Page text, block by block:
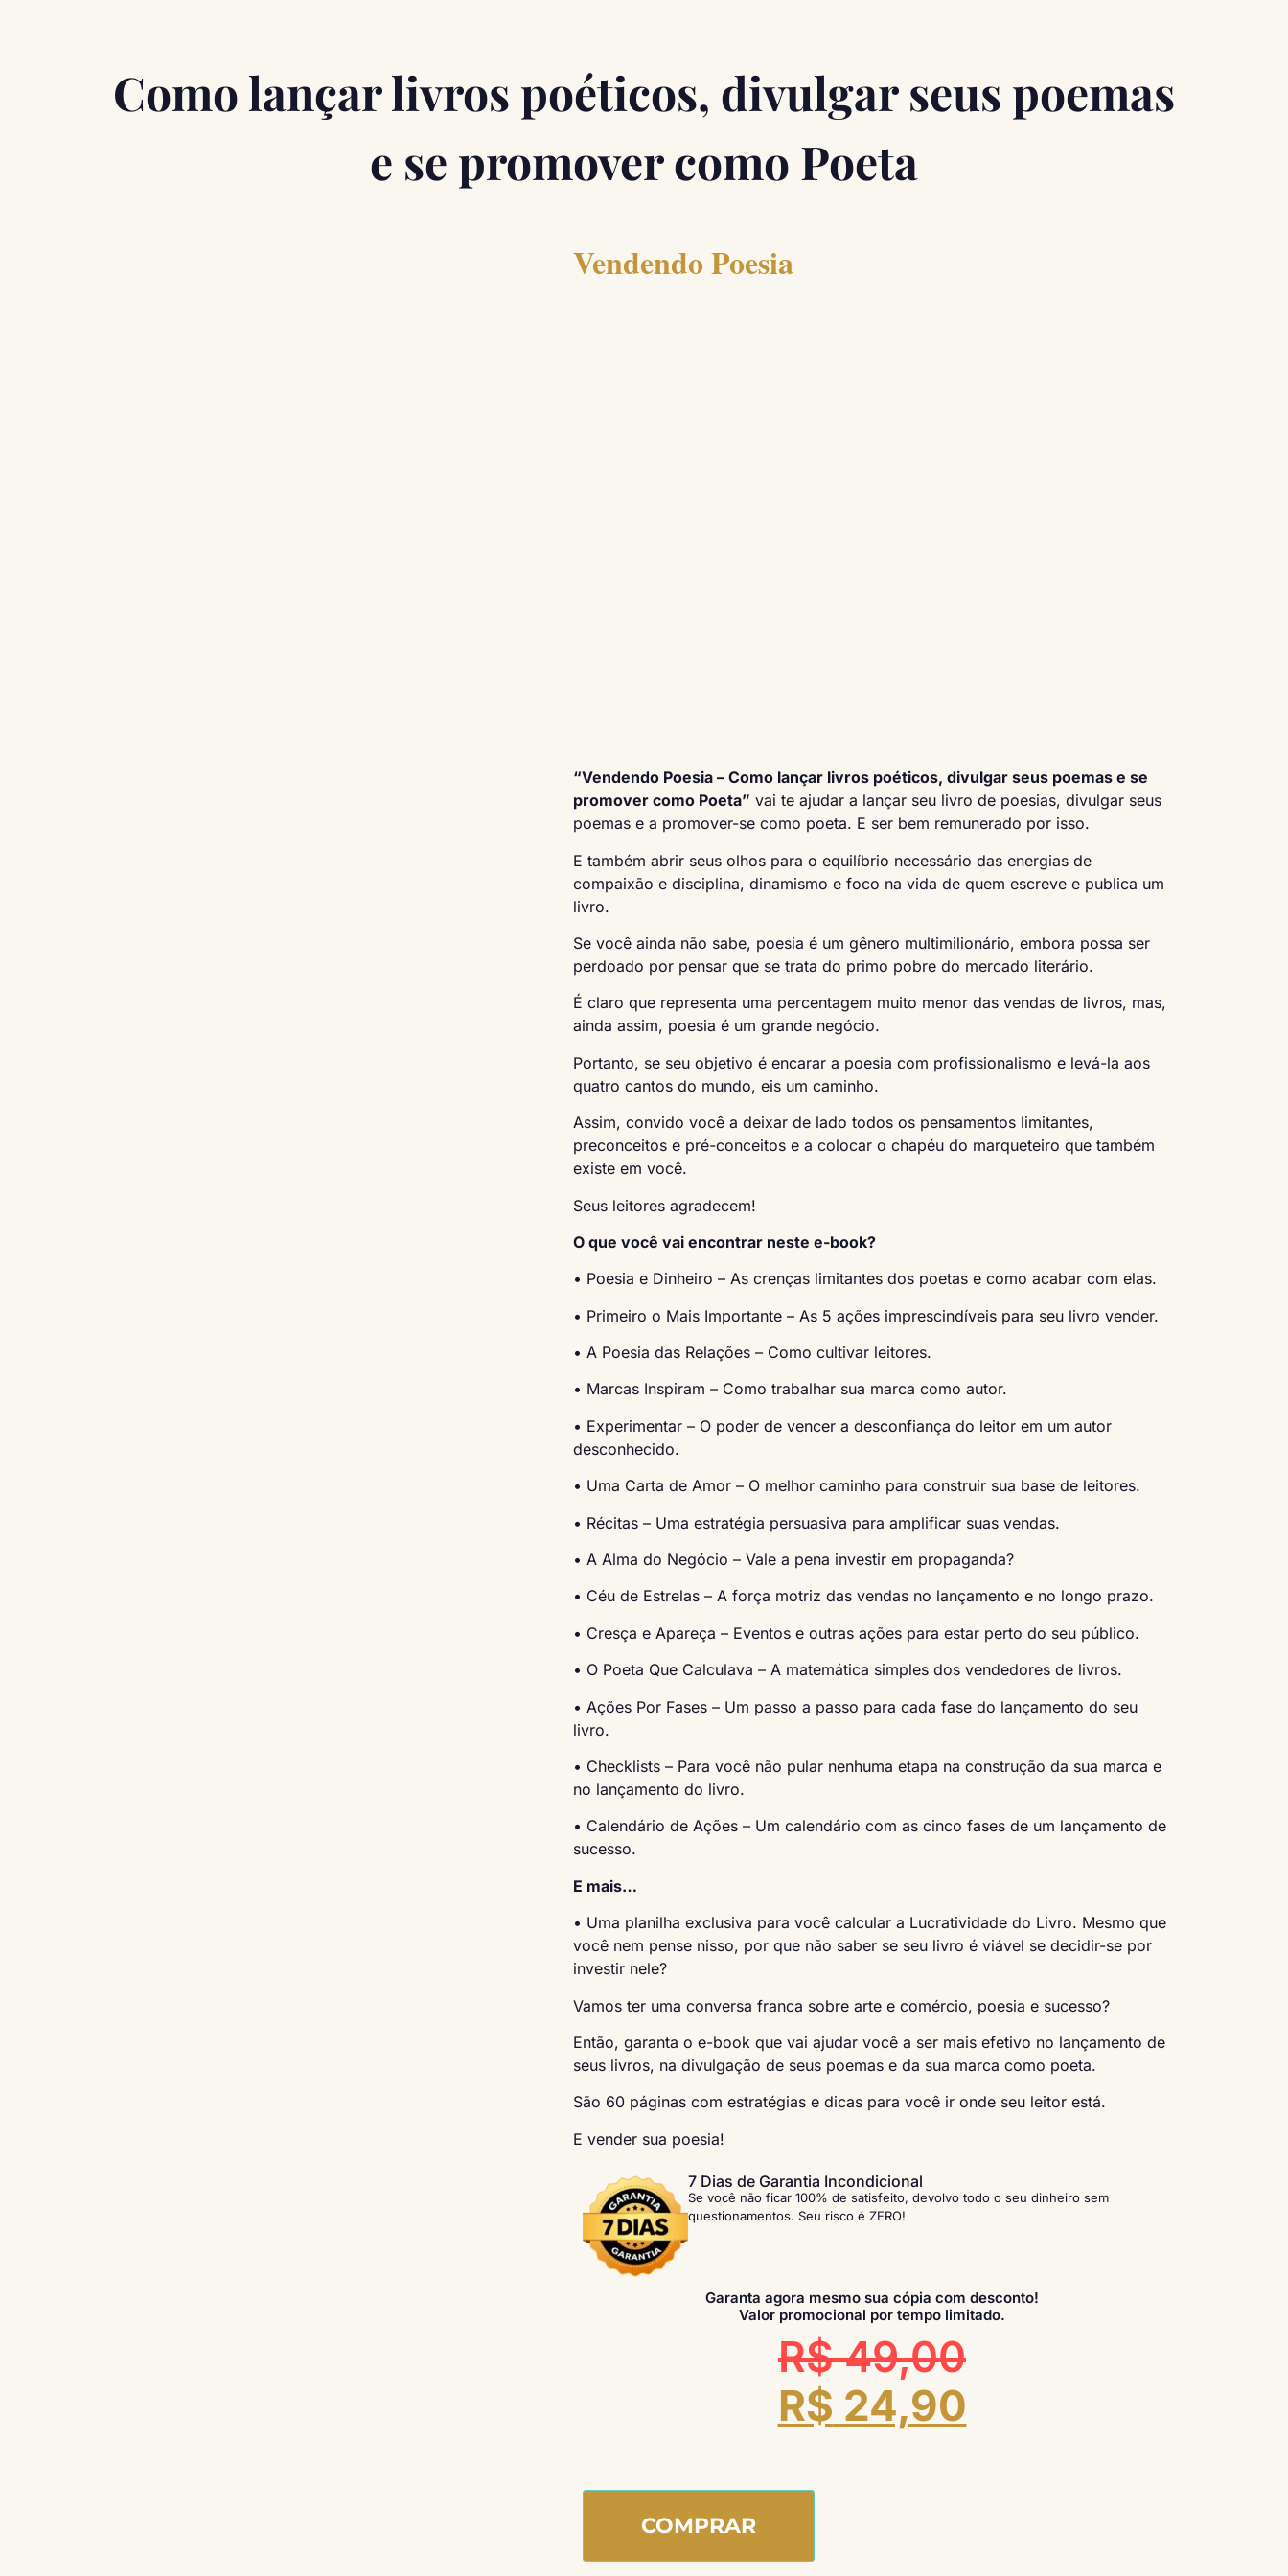
Como lançar livros poéticos, divulgar seus poemas
e se promover como Poeta
Vendendo Poesia
“Vendendo Poesia – Como lançar livros poéticos, divulgar seus poemas e se
promover como Poeta” vai te ajudar a lançar seu livro de poesias, divulgar seus
poemas e a promover-se como poeta. E ser bem remunerado por isso.
E também abrir seus olhos para o equilíbrio necessário das energias de
compaixão e disciplina, dinamismo e foco na vida de quem escreve e publica um
livro.
Se você ainda não sabe, poesia é um gênero multimilionário, embora possa ser
perdoado por pensar que se trata do primo pobre do mercado literário.
É claro que representa uma percentagem muito menor das vendas de livros, mas,
ainda assim, poesia é um grande negócio.
Portanto, se seu objetivo é encarar a poesia com profissionalismo e levá-la aos
quatro cantos do mundo, eis um caminho.
Assim, convido você a deixar de lado todos os pensamentos limitantes,
preconceitos e pré-conceitos e a colocar o chapéu do marqueteiro que também
existe em você.
Seus leitores agradecem!
O que você vai encontrar neste e-book?
• Poesia e Dinheiro – As crenças limitantes dos poetas e como acabar com elas.
• Primeiro o Mais Importante – As 5 ações imprescindíveis para seu livro vender.
• A Poesia das Relações – Como cultivar leitores.
• Marcas Inspiram – Como trabalhar sua marca como autor.
• Experimentar – O poder de vencer a desconfiança do leitor em um autor
desconhecido.
• Uma Carta de Amor – O melhor caminho para construir sua base de leitores.
• Récitas – Uma estratégia persuasiva para amplificar suas vendas.
• A Alma do Negócio – Vale a pena investir em propaganda?
• Céu de Estrelas – A força motriz das vendas no lançamento e no longo prazo.
• Cresça e Apareça – Eventos e outras ações para estar perto do seu público.
• O Poeta Que Calculava – A matemática simples dos vendedores de livros.
• Ações Por Fases – Um passo a passo para cada fase do lançamento do seu
livro.
• Checklists – Para você não pular nenhuma etapa na construção da sua marca e
no lançamento do livro.
• Calendário de Ações – Um calendário com as cinco fases de um lançamento de
sucesso.
E mais…
• Uma planilha exclusiva para você calcular a Lucratividade do Livro. Mesmo que
você nem pense nisso, por que não saber se seu livro é viável se decidir-se por
investir nele?
Vamos ter uma conversa franca sobre arte e comércio, poesia e sucesso?
Então, garanta o e-book que vai ajudar você a ser mais efetivo no lançamento de
seus livros, na divulgação de seus poemas e da sua marca como poeta.
São 60 páginas com estratégias e dicas para você ir onde seu leitor está.
E vender sua poesia!
7 Dias de Garantia Incondicional
Se você não ficar 100% de satisfeito, devolvo todo o seu dinheiro sem
questionamentos. Seu risco é ZERO!
Garanta agora mesmo sua cópia com desconto!
Valor promocional por tempo limitado.
R$49,00
R$ 24,90
COMPRAR